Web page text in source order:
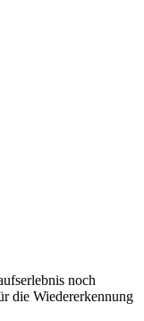
noch
die Wiedererkennung